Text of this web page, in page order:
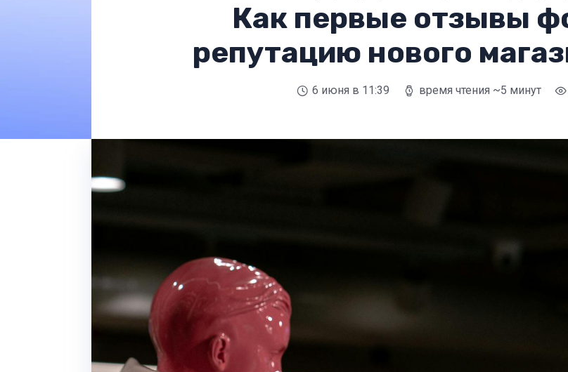
Как первые отзывы
репутацию нового
6 июня в 11:39 время чтения ~5 минут